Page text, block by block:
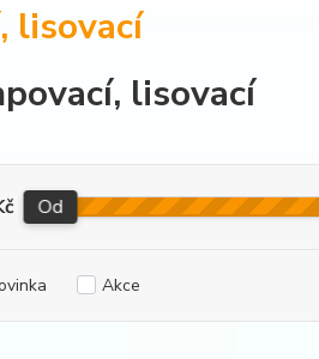
lisovací
lisovací
Od
Akce